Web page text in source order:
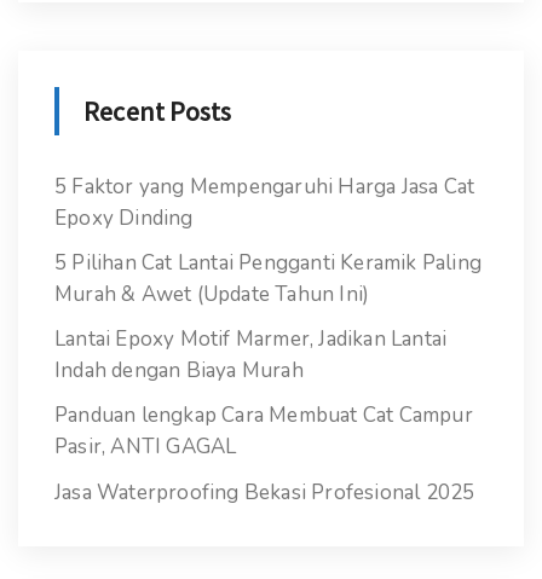
Recent Posts
5 Faktor yang Mempengaruhi Harga Jasa Cat
Epoxy Dinding
5 Pilihan Cat Lantai Pengganti Keramik Paling
Murah & Awet (Update Tahun Ini)
Lantai Epoxy Motif Marmer, Jadikan Lantai
Indah dengan Biaya Murah
Panduan lengkap Cara Membuat Cat Campur
Pasir, ANTI GAGAL
Jasa Waterproofing Bekasi Profesional 2025